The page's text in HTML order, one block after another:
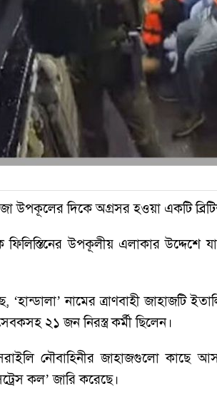
উপকূলের দিকে অগ্রসর হওয়া একটি
ফিলিস্তিনের উপকূলীয় এলাকার
‘হান্ডালা’ নামের ত্রাণবাহী
২১ জন নিরস্ত্র কর্মী ছিলেন।
নৌবাহিনীর জাহাজগুলো
কল’ জারি করেছে।